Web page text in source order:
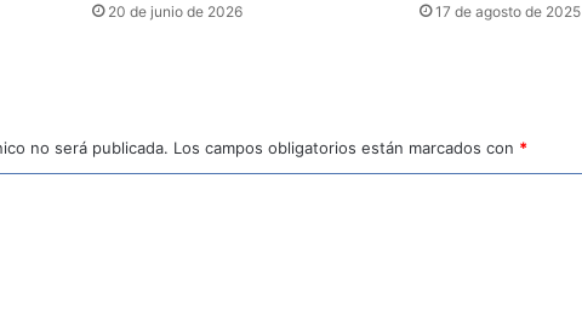
20 de junio de 2026 17 de agosto de 2025
no será publicada. Los campos obligatorios están marcados con *